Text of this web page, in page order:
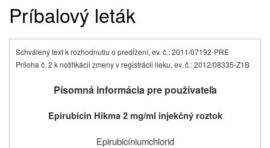
Príbalový leták
Schválený text k rozhodnutiu o predĺžení, ev. č.: 2011/07192-PRE
Príloha č. 2 k notifikácii zmeny v registrácii lieku, ev. č.: 2012/08335-Z1B
Písomná informácia pre používateľa
Epirubicin Hikma 2 mg/ml injekčný roztok
Epirubicíniumchlorid